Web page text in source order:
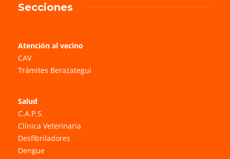
Secciones
Atención al vecino
CAV
Trámites Berazategui
Salud
C.A.P.S.
Clínica Veterinaria
Desfibriladores
Dengue